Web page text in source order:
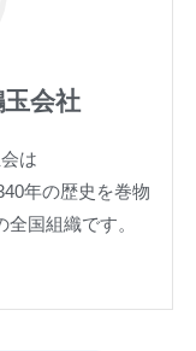
会社
は
年の歴史を巻物
国組織です。